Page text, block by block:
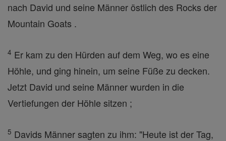
nach David und seine Männer östlich des Rocks der
Mountain Goats .
4 Er kam zu den Hürden auf dem Weg, wo es eine
Höhle, und ging hinein, um seine Füße zu decken.
Jetzt David und seine Männer wurden in die
Vertiefungen der Höhle sitzen ;
5 Davids Männer sagten zu ihm: "Heute ist der Tag,